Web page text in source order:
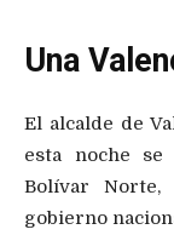
Una
El alcalde de
esta noche
Bolívar
gobierno